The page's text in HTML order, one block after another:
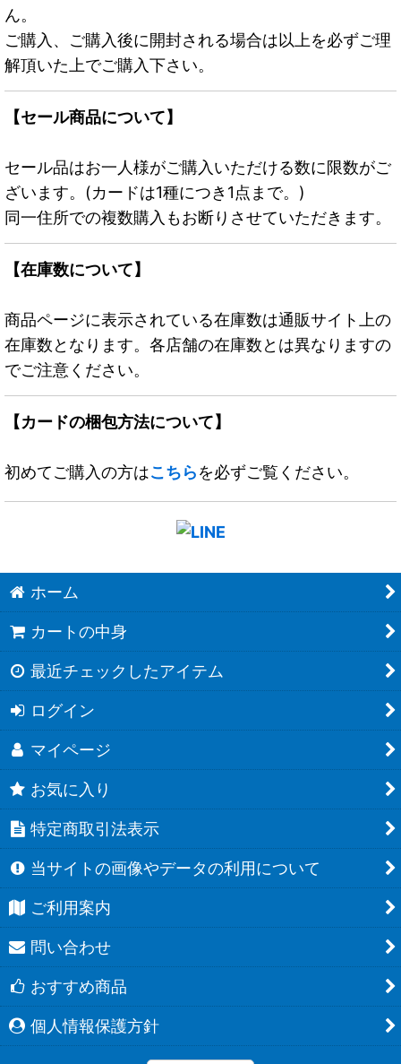
ん。
ご購入、ご購入後に開封される場合は以上を必ずご理
解頂いた上でご購入下さい。
【セール商品について】
セール品はお一人様がご購入いただける数に限数がご
ざいます。(カードは1種につき1点まで。)
同一住所での複数購入もお断りさせていただきます。
【在庫数について】
商品ページに表示されている在庫数は通販サイト上の
在庫数となります。各店舗の在庫数とは異なりますの
でご注意ください。
【カードの梱包方法について】
初めてご購入の方はこちらを必ずご覧ください。
ホーム
カートの中身
最近チェックしたアイテム
ログイン
マイページ
お気に入り
特定商取引法表示
当サイトの画像やデータの利用について
ご利用案内
問い合わせ
おすすめ商品
個人情報保護方針